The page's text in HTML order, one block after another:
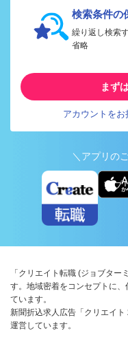
検索条件の
繰り返し検索
省略
まず
アカウントをお
＼アプリの
アプ
「クリエイト転職 (ジョブタ
す。地域密着をコンセプトに
ています。
新聞折込求人広告「クリエイ
運営しています。